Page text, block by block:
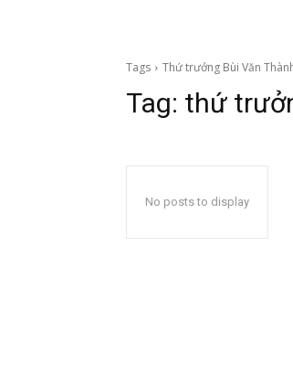
Tags Thứ trưởng Bùi Văn
Tag: thứ
No posts to display